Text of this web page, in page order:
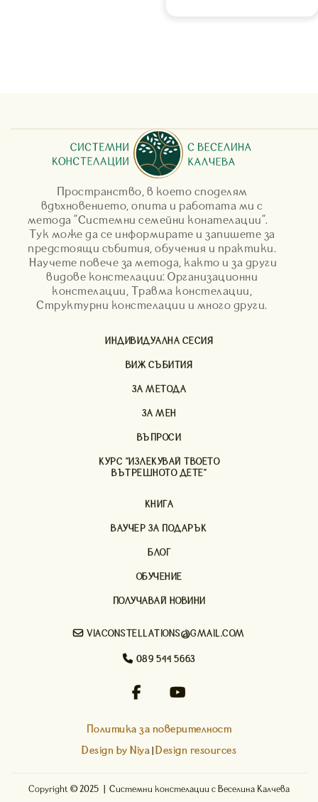
Пространство, в което споделям
вдъхновението, опита и работата ми с
метода "Системни семейни конателации".
Тук може да се информирате и запишете за
предстоящи събития, обучения и практики.
Научете повече за метода, както и за други
видове констелации: Организационни
констелации, Травма констелации,
Структурни констелации и много други.
ИНДИВИДУАЛНА СЕСИЯ
ВИЖ СЪБИТИЯ
ЗА МЕТОДА
ЗА МЕН
ВЪПРОСИ
КУРС "ИЗЛЕКУВАЙ ТВОЕТО
ВЪТРЕШНОТО ДЕТЕ"
КНИГА
ВАУЧЕР ЗА ПОДАРЪК
БЛОГ
ОБУЧЕНИЕ
ПОЛУЧАВАЙ НОВИНИ
VIACONSTELLATIONS@GMAIL.COM
 089 544 5663
 
Политика за поверителност
Design by Niya Design resources
Copyright © 2025 | Системни констелации с Веселина Калчева